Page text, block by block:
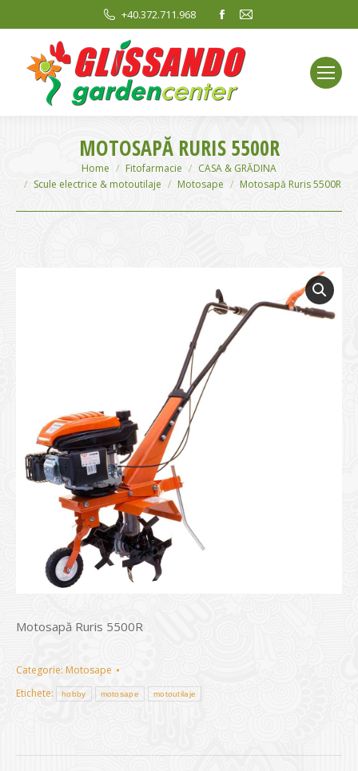
+40.372.711.968
Facebook
opens
in
new
window
Mail
window
MOTOSAPĂ RURIS 5500R
You are here:Home Fitofarmacie
CASA & GRĂDINA
Scule electrice & motoutilaje
Motosape Motosapă Ruris 5500R
Motosapă Ruris 5500R
Categorie: Motosape
Etichete:
hobby motosape motoutilaje